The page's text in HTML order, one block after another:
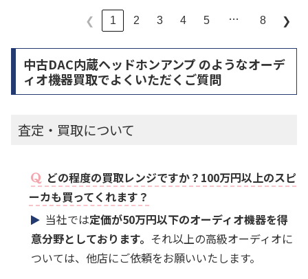
❮ 1 2 3 4 5 … 8 ❯
中古DAC内蔵ヘッドホンアンプ のようなオーデ
ィオ機器買取でよくいただくご質問
査定・買取について
どの程度の買取レンジですか？100万円以上のスピ
ーカも買ってくれます？
当社では定価が50万円以下のオーディオ機器を得
意分野としております。 それ以上の高級オーディオに
ついては、他店にご依頼をお願いいたします。